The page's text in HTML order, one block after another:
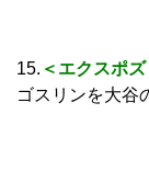
15. ＜エクスポ
ゴスリンを大谷